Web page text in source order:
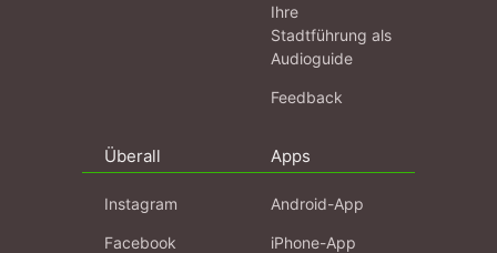
Ihre
Stadtführung als
Audioguide
Feedback
Überall
Instagram
Facebook
Apps
Android-App
iPhone-App